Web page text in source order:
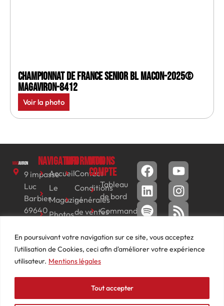
En poursuivant votre navigation sur ce site, vous acceptez
l’utilisation de Cookies, ceci afin d'améliorer votre expérience
utilisateur. Mentions légales
Tout accepter
Championnat de France senior BL Macon-2025©
MagAviron-8412
Voir la photo
9 impasse
Luc
Barbier
69640
04
74
66
contact@mediasaviron.fr
Navigation
Accueil
Le
Magazine
Photos
Vidéos
Podcasts
Informations
Contact
Conditions
générales
de ventes
légales
Mon
compte
Tableau
de bord
Commandes
Adresses
Détails
du
compte